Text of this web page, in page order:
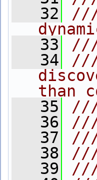
   32
///
   33
   34
///
than
   35
   36
   37
///
   38
   39
///